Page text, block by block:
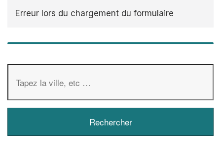
Erreur lors du chargement du formulaire